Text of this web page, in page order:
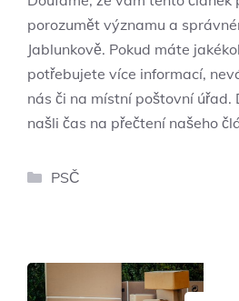
porozumět významu a
Jablunkově. Pokud máte
potřebujete více informací,
nás či na místní poštovní úřad.
našli čas na přečtení našeho
Rubriky
PSČ